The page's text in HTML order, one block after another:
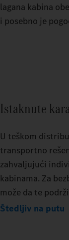
lagana kabina
i posebno je
Istaknute
U teškom
transportno
zahvaljujući
kabinama. Za
može da te
Štedljiv na putu